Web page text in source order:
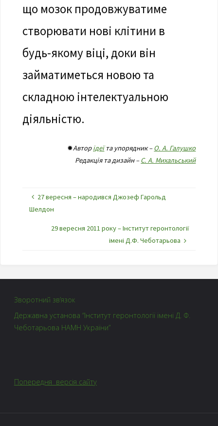
що мозок продовжуватиме
створювати нові клітини в
будь-якому віці, доки він
займатиметься новою та
складною інтелектуальною
діяльністю.
✹Авторідеїта упорядник –О. А. Галушко
Редакція та дизайн –С. А. Михальський
27 вересня – народився Джозеф Гарольд
Шелдон
29 вересня 2011 року – Інститут геронтології
імені Д.Ф. Чеботарьова
Зворотний зв’язок
Державна установа “Інститут геронтології імені Д. Ф.
Чеботарьова НАМН України”
Попередня версія сайту